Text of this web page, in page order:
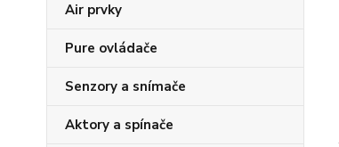
Air prvky
Pure ovládače
Senzory a snímače
Aktory a spínače